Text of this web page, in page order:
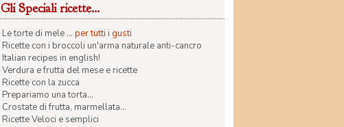
Gli Speciali ricette...
Le torte di mele ... per tutti i gusti
Ricette con i broccoli un'arma naturale anti-cancro
Italian recipes in english!
Verdura e frutta del mese e ricette
Ricette con la zucca
Prepariamo una torta...
Crostate di frutta, marmellata...
Ricette Veloci e semplici